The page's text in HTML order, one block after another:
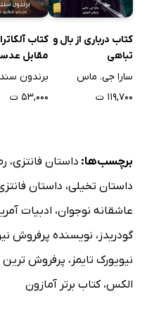
کتاب درباری از بال و
تباهی
سارا جی. ماس
۱۱۹,۷۰۰ ت
کتاب
مقابل
شکسته
برندون
۵۳,۰۰۰ ت
برچسب‌ها: داستان فانتزی،
داستان تخیلی، داستان
عاشقانه نوجوان، ادبیات
گودریدز ، نویسنده پرفروش
نیویورک تایمز ، پرفروش
الکس،کتاب برتر آمازون